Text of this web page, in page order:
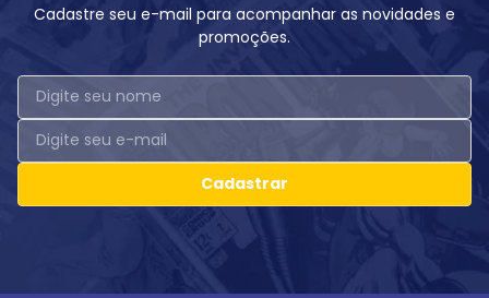
Cadastre seu e-mail para acompanhar as novidades e
promoções.
Cadastrar